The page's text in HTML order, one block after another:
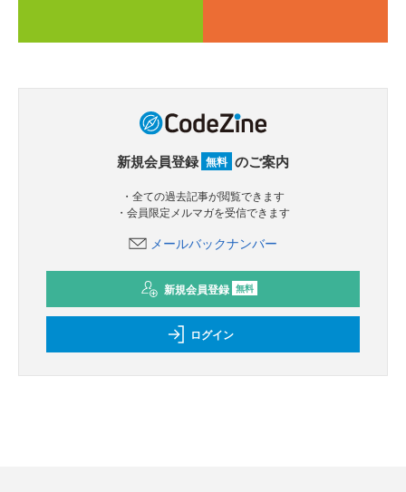
新規会員登録 無料 のご案内
・全ての過去記事が閲覧できます
・会員限定メルマガを受信できます
メールバックナンバー
新規会員登録 無料
ログイン